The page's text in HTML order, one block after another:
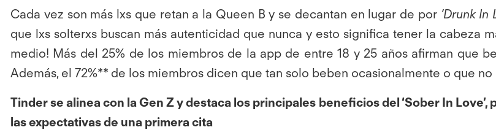
Cada vez son más lxs que retan a la Queen B y se decantan en lugar de por ‘Drunk In
que lxs solterxs buscan más autenticidad que nunca y esto significa tener la cabeza
medio! Más del 25% de los miembros de la app de entre 18 y 25 años afirman que
Además, el 72%** de los miembros dicen que tan solo beben ocasionalmente o que
Tinder se alinea con la Gen Z y destaca los principales beneficios del ‘Sober In
las expectativas de una primera cita